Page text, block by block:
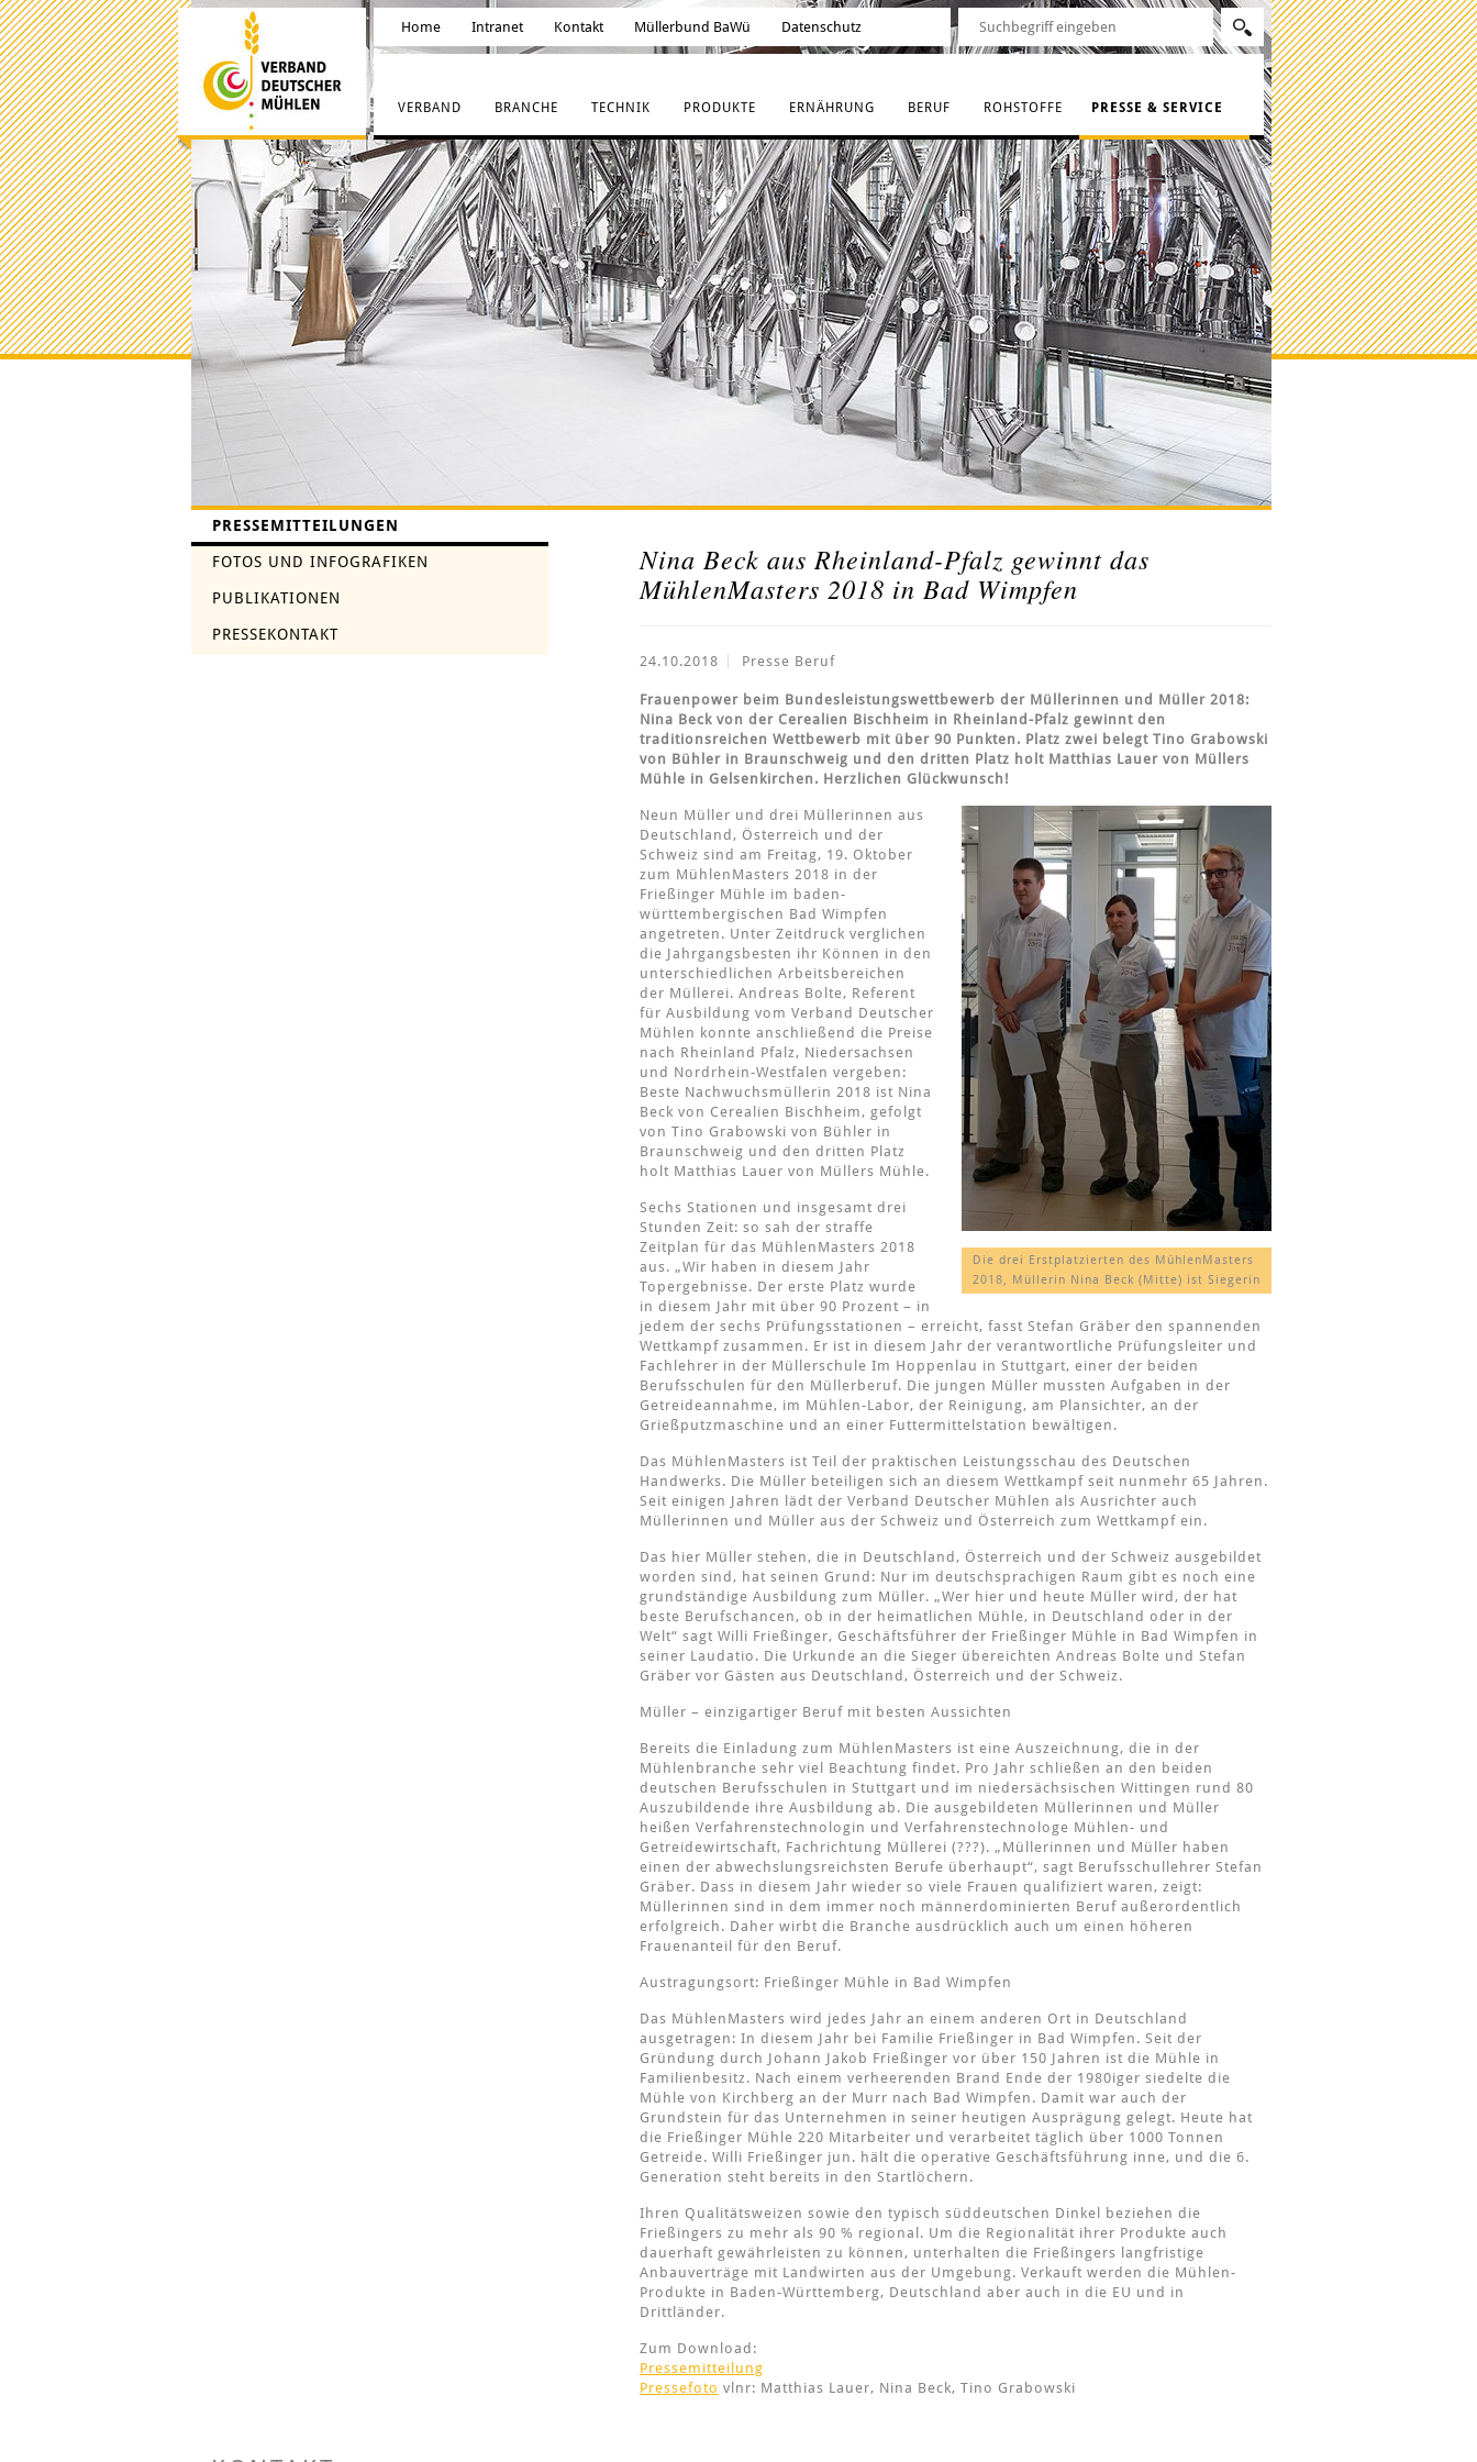
Home Intranet Kontakt Müllerbund BaWü Datenschutz
VERBAND BRANCHE TECHNIK PRODUKTE ERNÄHRUNG BERUF ROHSTOFFE PRESSE & SERVICE
PRESSEMITTEILUNGEN
FOTOS UND INFOGRAFIKEN
PUBLIKATIONEN
PRESSEKONTAKT
Nina Beck aus Rheinland-Pfalz gewinnt das
MühlenMasters 2018 in Bad Wimpfen
24.10.2018 Presse Beruf
Frauenpower beim Bundesleistungswettbewerb der Müllerinnen und Müller 2018:
Nina Beck von der Cerealien Bischheim in Rheinland-Pfalz gewinnt den
traditionsreichen Wettbewerb mit über 90 Punkten. Platz zwei belegt Tino Grabowski
von Bühler in Braunschweig und den dritten Platz holt Matthias Lauer von Müllers
Mühle in Gelsenkirchen. Herzlichen Glückwunsch!
Die drei Erstplatzierten des MühlenMasters
2018, Müllerin Nina Beck (Mitte) ist Siegerin
Neun Müller und drei Müllerinnen aus
Deutschland, Österreich und der
Schweiz sind am Freitag, 19. Oktober
zum MühlenMasters 2018 in der
Frießinger Mühle im baden-
württembergischen Bad Wimpfen
angetreten. Unter Zeitdruck verglichen
die Jahrgangsbesten ihr Können in den
unterschiedlichen Arbeitsbereichen
der Müllerei. Andreas Bolte, Referent
für Ausbildung vom Verband Deutscher
Mühlen konnte anschließend die Preise
nach Rheinland Pfalz, Niedersachsen
und Nordrhein-Westfalen vergeben:
Beste Nachwuchsmüllerin 2018 ist Nina
Beck von Cerealien Bischheim, gefolgt
von Tino Grabowski von Bühler in
Braunschweig und den dritten Platz
holt Matthias Lauer von Müllers Mühle.
Sechs Stationen und insgesamt drei
Stunden Zeit: so sah der straffe
Zeitplan für das MühlenMasters 2018
aus. „Wir haben in diesem Jahr
Topergebnisse. Der erste Platz wurde
in diesem Jahr mit über 90­ Prozent ­– in
jedem der sechs Prüfungsstationen – erreicht, fasst Stefan Gräber den spannenden
Wettkampf zusammen. Er ist in diesem Jahr der verantwortliche Prüfungsleiter und
Fachlehrer in der Müllerschule Im Hoppenlau in Stuttgart, einer der beiden
Berufsschulen für den Müllerberuf. Die jungen Müller mussten Aufgaben in der
Getreideannahme, im Mühlen-Labor, der Reinigung, am Plansichter, an der
Grießputzmaschine und an einer Futtermittelstation bewältigen.
Das MühlenMasters ist Teil der praktischen Leistungsschau des Deutschen
Handwerks. Die Müller beteiligen sich an diesem Wettkampf seit nunmehr 65 Jahren.
Seit einigen Jahren lädt der Verband Deutscher Mühlen als Ausrichter auch
Müllerinnen und Müller aus der Schweiz und Österreich zum Wettkampf ein.
Das hier Müller stehen, die in Deutschland, Österreich und der Schweiz ausgebildet
worden sind, hat seinen Grund: Nur im deutschsprachigen Raum gibt es noch eine
grundständige Ausbildung zum Müller. „Wer hier und heute Müller wird, der hat
beste Berufschancen, ob in der heimatlichen Mühle, in Deutschland oder in der
Welt“ sagt Willi Frießinger, Geschäftsführer der Frießinger Mühle in Bad Wimpfen in
seiner Laudatio. Die Urkunde an die Sieger übereichten Andreas Bolte und Stefan
Gräber vor Gästen aus Deutschland, Österreich und der Schweiz.
Müller – einzigartiger Beruf mit besten Aussichten
Bereits die Einladung zum MühlenMasters ist eine Auszeichnung, die in der
Mühlenbranche sehr viel Beachtung findet. Pro Jahr schließen an den beiden
deutschen Berufsschulen in Stuttgart und im niedersächsischen Wittingen rund 80
Auszubildende ihre Ausbildung ab. Die ausgebildeten Müllerinnen und Müller
heißen Verfahrenstechnologin und Verfahrenstechnologe Mühlen- und
Getreidewirtschaft, Fachrichtung Müllerei (???). „Müllerinnen und Müller haben
einen der abwechslungsreichsten Berufe überhaupt“, sagt Berufsschullehrer Stefan
Gräber. Dass in diesem Jahr wieder so viele Frauen qualifiziert waren, zeigt:
Müllerinnen sind in dem immer noch männerdominierten Beruf außerordentlich
erfolgreich. Daher wirbt die Branche ausdrücklich auch um einen höheren
Frauenanteil für den Beruf.
Austragungsort: Frießinger Mühle in Bad Wimpfen
Das MühlenMasters wird jedes Jahr an einem anderen Ort in Deutschland
ausgetragen: In diesem Jahr bei Familie Frießinger in Bad Wimpfen. Seit der
Gründung durch Johann Jakob Frießinger vor über 150 Jahren ist die Mühle in
Familienbesitz. Nach einem verheerenden Brand Ende der 1980iger siedelte die
Mühle von Kirchberg an der Murr nach Bad Wimpfen. Damit war auch der
Grundstein für das Unternehmen in seiner heutigen Ausprägung gelegt. Heute hat
die Frießinger Mühle 220 Mitarbeiter und verarbeitet täglich über 1000 Tonnen
Getreide. Willi Frießinger jun. hält die operative Geschäftsführung inne, und die 6.
Generation steht bereits in den Startlöchern.
Ihren Qualitätsweizen sowie den typisch süddeutschen Dinkel beziehen die
Frießingers zu mehr als 90 % regional. Um die Regionalität ihrer Produkte auch
dauerhaft gewährleisten zu können, unterhalten die Frießingers langfristige
Anbauverträge mit Landwirten aus der Umgebung. Verkauft werden die Mühlen-
Produkte in Baden-Württemberg, Deutschland aber auch in die EU und in
Drittländer.
Zum Download:
Pressemitteilung
Pressefoto vlnr: Matthias Lauer, Nina Beck, Tino Grabowski